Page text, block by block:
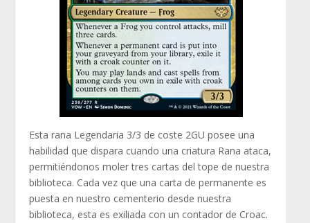
Esta rana Legendaria 3/3 de coste 2GU posee una
habilidad que dispara cuando una criatura Rana ataca,
permitiéndonos moler tres cartas del tope de nuestra
biblioteca. Cada vez que una carta de permanente es
puesta en nuestro cementerio desde nuestra
biblioteca, esta es exiliada con un contador de Croac.